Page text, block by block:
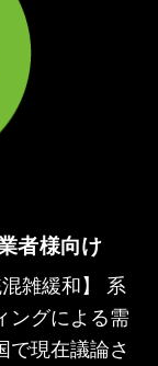
者様向け
雑緩和】 系
ングによる需
で現在議論さ